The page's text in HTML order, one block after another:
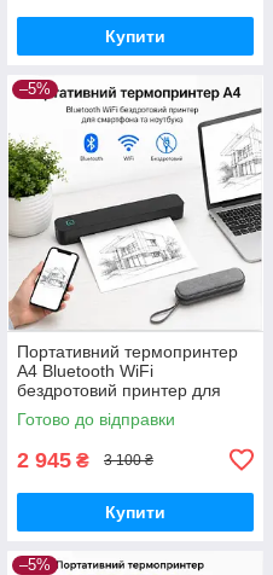
Купити
–5%
Портативний термопринтер
A4 Bluetooth WiFi
бездротовий принтер для
смартфона та ноутбука
Готово до відправки
2 945 ₴ 3 100 ₴
Купити
–5%